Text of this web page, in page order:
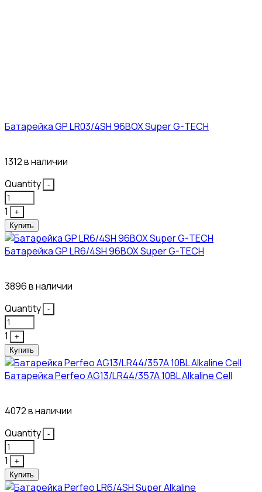
Батарейка GP LR03/4SH 96BOX Super G-TECH
1312 в наличии
Quantity
-
1
+
Купить
Батарейка GP LR6/4SH 96BOX Super G-TECH
3896 в наличии
Quantity
-
1
+
Купить
Батарейка Perfeo AG13/LR44/357A 10BL Alkaline Cell
4072 в наличии
Quantity
-
1
+
Купить